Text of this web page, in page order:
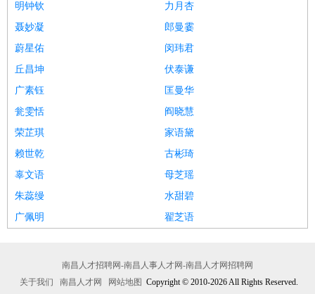
明钟钦
力月杏
聂妙凝
郎曼霎
蔚星佑
闵玮君
丘昌坤
伏泰谦
广素钰
匡曼华
瓮雯恬
阎晓慧
荣芷琪
家语黛
赖世乾
古彬琦
辜文语
母芝瑶
朱蕊缦
水甜碧
广佩明
翟芝语
南昌人才招聘网-南昌人事人才网-南昌人才网招聘网
关于我们
南昌人才网 网站地图 Copyright © 2010-2026 All Rights Reserved.